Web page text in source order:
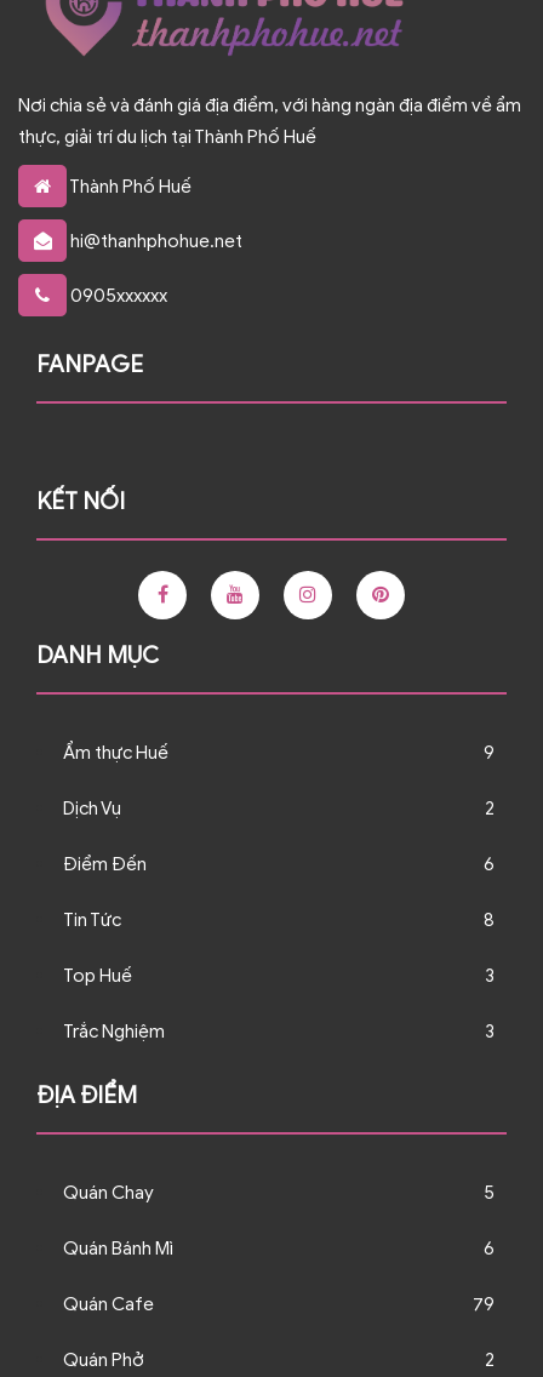
Nơi chia sẻ và đánh giá địa điểm, với hàng ngàn địa điểm về ẩm
thực, giải trí du lịch tại Thành Phố Huế
Thành Phố Huế
hi@thanhphohue.net
0905xxxxxx
FANPAGE
KẾT NỐI
DANH MỤC
Ẩm thực Huế 9
Dịch Vụ 2
Điểm Đến 6
Tin Tức 8
Top Huế 3
Trắc Nghiệm 3
ĐỊA ĐIỂM
Quán Chay 5
Quán Bánh Mì 6
Quán Cafe 79
Quán Phở 2